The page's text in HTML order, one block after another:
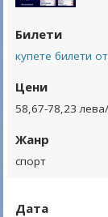
Билети
купете билети
Цени
58,67-78,23
Жанр
спорт
Дата